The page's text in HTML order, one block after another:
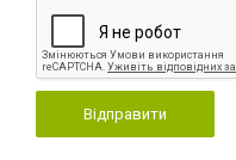
Відправити